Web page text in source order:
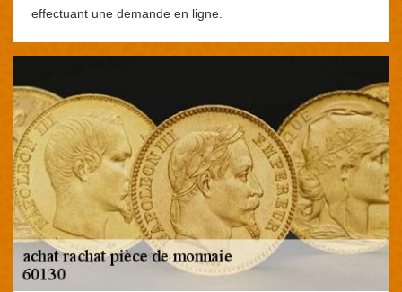
effectuant une demande en ligne.